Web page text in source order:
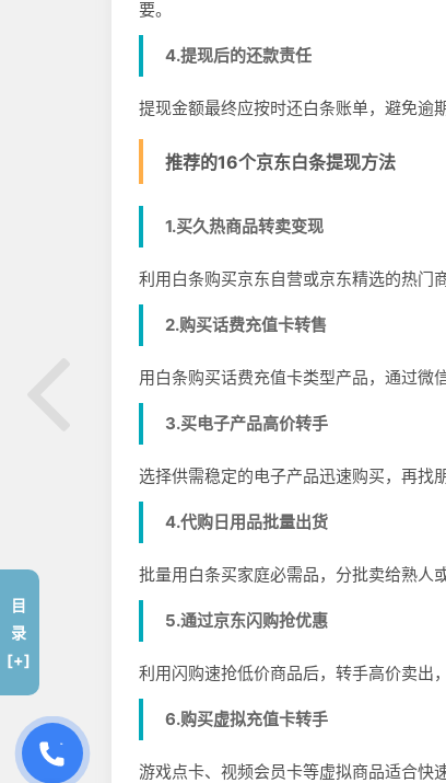
要。
4.提现后的还款责任
提现金额最终应按时还白条账单，避免逾
推荐的16个京东白条提现方法
1.买久热商品转卖变现
利用白条购买京东自营或京东精选的热门
2.购买话费充值卡转售
用白条购买话费充值卡类型产品，通过微
3.买电子产品高价转手
选择供需稳定的电子产品迅速购买，再找
4.代购日用品批量出货
批量用白条买家庭必需品，分批卖给熟人
5.通过京东闪购抢优惠
利用闪购速抢低价商品后，转手高价卖出
6.购买虚拟充值卡转手
游戏点卡、视频会员卡等虚拟商品适合快
目
录
[+]